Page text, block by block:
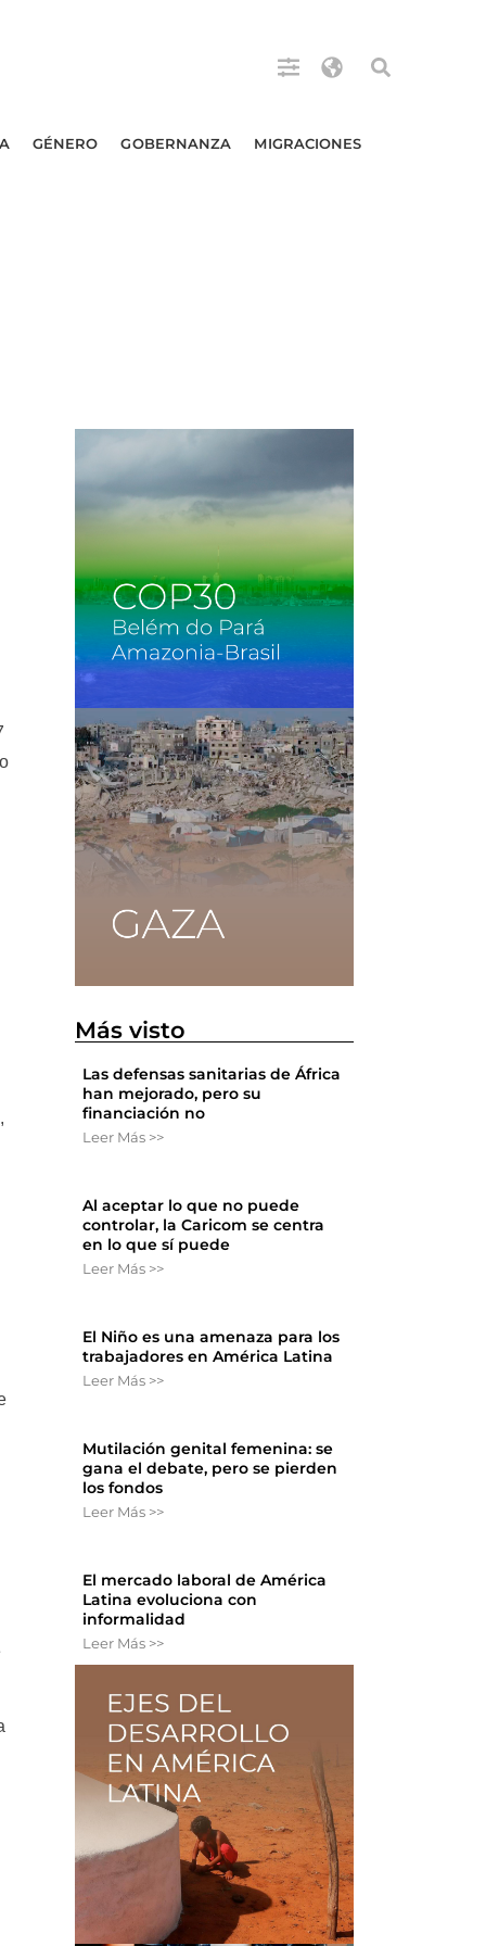
GÉNERO GOBERNANZA MIGRACIONES
Más visto
Las defensas sanitarias de África
han mejorado, pero su
financiación no
Leer Más >>
Al aceptar lo que no puede
controlar, la Caricom se centra
en lo que sí puede
Leer Más >>
El Niño es una amenaza para los
trabajadores en América Latina
Leer Más >>
Mutilación genital femenina: se
gana el debate, pero se pierden
los fondos
Leer Más >>
El mercado laboral de América
Latina evoluciona con
informalidad
Leer Más >>